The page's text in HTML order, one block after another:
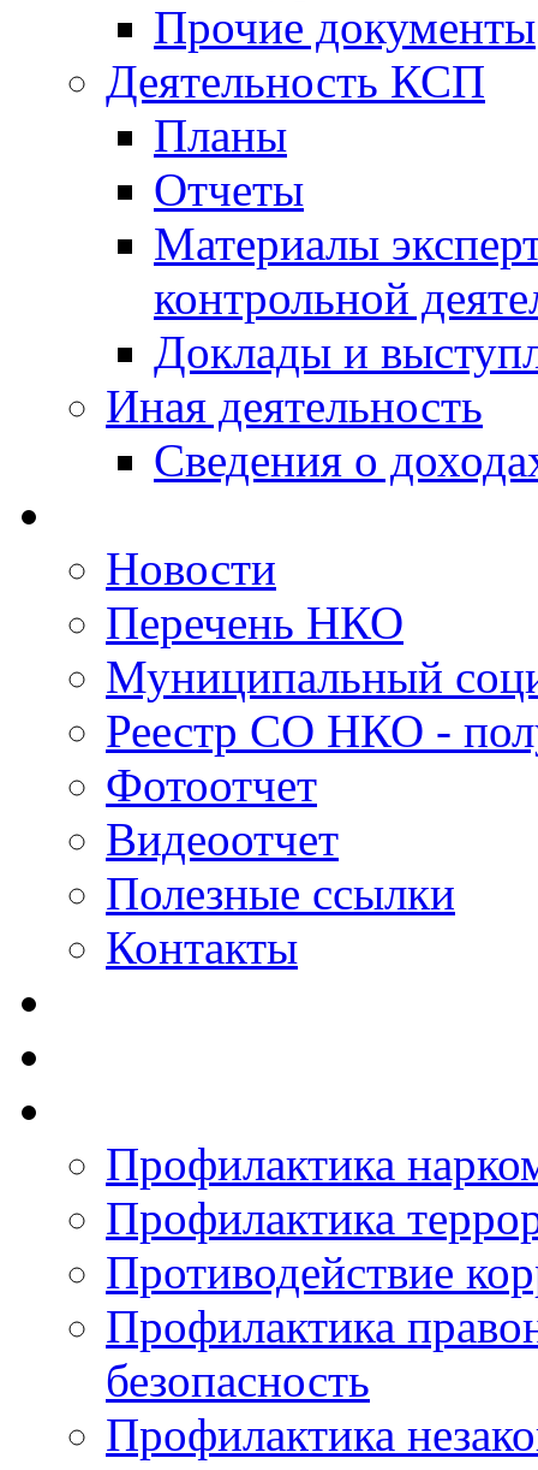
Прочие документы
Деятельность КСП
Планы
Отчеты
Материалы
контрольной
Доклады и
Иная деятельность
Сведения о
Новости
Перечень НКО
Муниципальный
Реестр СО НКО -
Фотоотчет
Видеоотчет
Полезные ссылки
Контакты
Профилактика
Профилактика
Противодействие
Профилактика
безопасность
Профилактика